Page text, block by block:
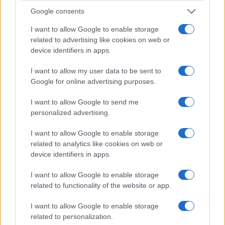
Google consents
I want to allow Google to enable storage
related to advertising like cookies on web or
device identifiers in apps.
I want to allow my user data to be sent to
Google for online advertising purposes.
I want to allow Google to send me
personalized advertising.
I want to allow Google to enable storage
related to analytics like cookies on web or
device identifiers in apps.
I want to allow Google to enable storage
related to functionality of the website or app.
I want to allow Google to enable storage
related to personalization.
dronetrovato accanto agliaerei ucraini
secondo oggetto volante
che colpisce un cargo
durante una delicata manovra di riattaccata. Il
dirottati. Quanto accaduto all’aeroporto di
Lipsia/Hallenon è una bravata. E liquidarlo come
migliore per non capire la gravità della vicenda.
Tutto è iniziato poco prima della mezzanotte tra
martedì e mercoledì, quando un oggetto volante